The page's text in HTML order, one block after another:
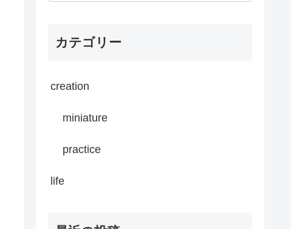
カテゴリー
creation
miniature
practice
life